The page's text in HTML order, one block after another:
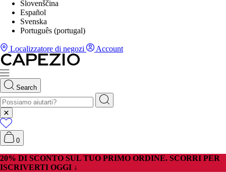
Slovenščina
Español
Svenska
Português (portugal)
Localizzatore di negozi Account
Search
0
20% DI SCONTO SUL TUO PRIMO ORDINE. SCORRI PER
ISCRIVERTI OGGI ↓